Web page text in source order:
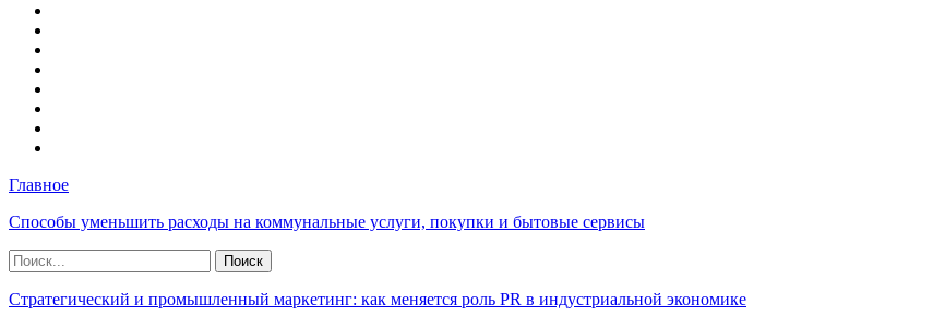
Главное
Способы уменьшить расходы на коммунальные услуги, покупки и бытовые сервисы
Стратегический и промышленный маркетинг: как меняется роль PR в индустриальной экономике